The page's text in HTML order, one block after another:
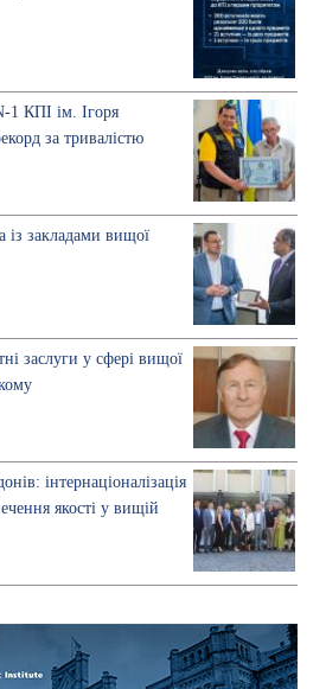
1 КПІ ім. Ігоря
за тривалістю
із закладами вищої
заслуги у сфері вищої
інтернаціоналізація
якості у вищій